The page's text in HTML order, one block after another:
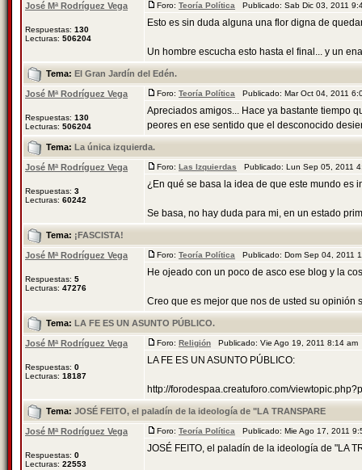
José Mª Rodríguez Vega
Respuestas: 130
Lecturas: 506204
Foro: Teoría Política Publicado: Sab Dic 03, 2011
Esto es sin duda alguna una flor digna de
Un hombre escucha esto hasta el final... y un
Tema: El Gran Jardín del Edén.
José Mª Rodríguez Vega
Respuestas: 130
Lecturas: 506204
Foro: Teoría Política Publicado: Mar Oct 04, 2011
Apreciados amigos... Hace ya bastante tiempo
peores en ese sentido que el desconocido
Tema: La única izquierda.
José Mª Rodríguez Vega
Respuestas: 3
Lecturas: 60242
Foro: Las Izquierdas Publicado: Lun Sep 05, 2011
¿En qué se basa la idea de que este mundo es
Se basa, no hay duda para mi, en un estado
Tema: ¡FASCISTA!
José Mª Rodríguez Vega
Respuestas: 5
Lecturas: 47276
Foro: Teoría Política Publicado: Dom Sep 04, 2011
He ojeado con un poco de asco ese blog y la
Creo que es mejor que nos de usted su opinión
Tema: LA FE ES UN ASUNTO PÚBLICO.
José Mª Rodríguez Vega
Respuestas: 0
Lecturas: 18187
Foro: Religión Publicado: Vie Ago 19, 2011 8:14
LA FE ES UN ASUNTO PÚBLICO:
http://forodespaa.creatuforo.com/
Tema: JOSÉ FEITO, el paladín de la ideología de "LA TRANSPARE
José Mª Rodríguez Vega
Respuestas: 0
Lecturas: 22553
Foro: Teoría Política Publicado: Mie Ago 17, 2011
JOSÉ FEITO, el paladín de la ideología de "LA